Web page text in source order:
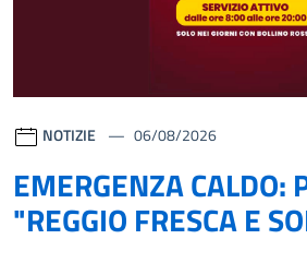
NOTIZIE 06/08/2026
EMERGENZA
"REGGIO FRESCA E